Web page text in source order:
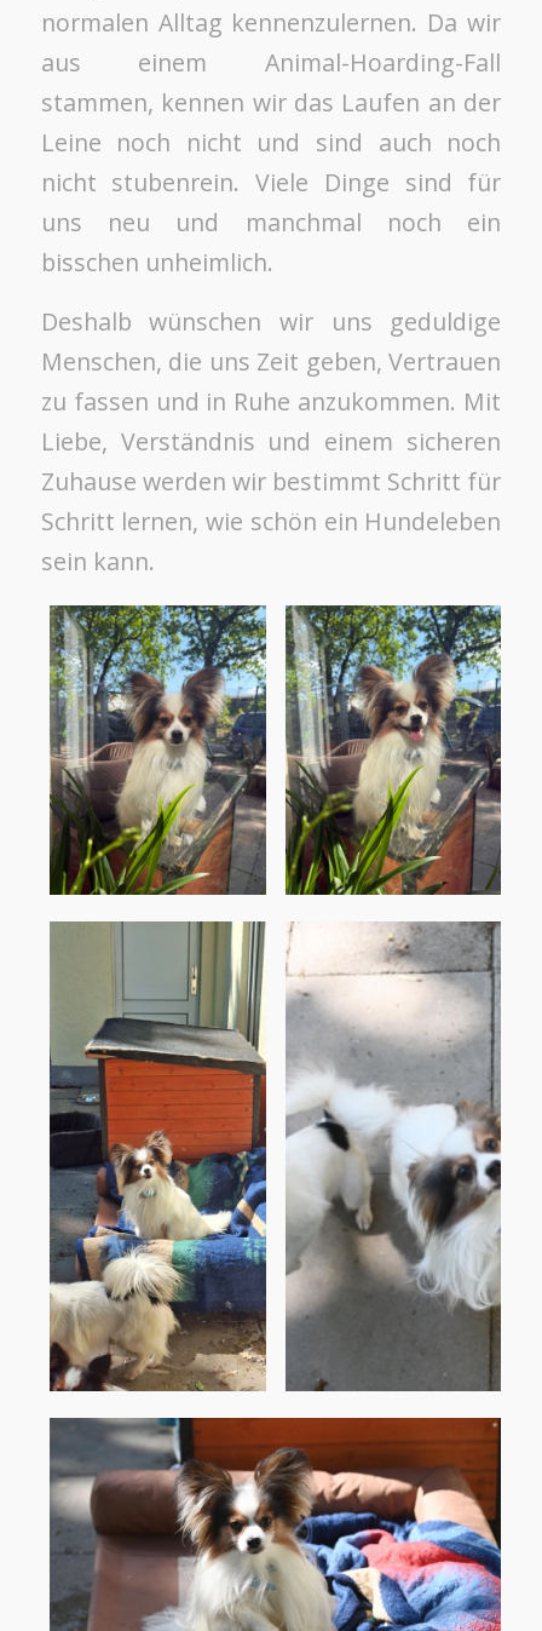
normalen Alltag kennenzulernen. Da wir
aus einem Animal-Hoarding-Fall
stammen, kennen wir das Laufen an der
Leine noch nicht und sind auch noch
nicht stubenrein. Viele Dinge sind für
uns neu und manchmal noch ein
bisschen unheimlich.
Deshalb wünschen wir uns geduldige
Menschen, die uns Zeit geben, Vertrauen
zu fassen und in Ruhe anzukommen. Mit
Liebe, Verständnis und einem sicheren
Zuhause werden wir bestimmt Schritt für
Schritt lernen, wie schön ein Hundeleben
sein kann.